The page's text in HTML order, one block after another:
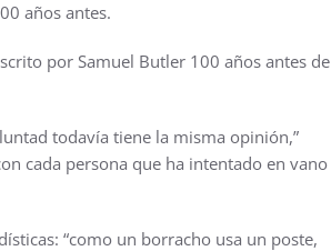
años antes.
por Samuel Butler 100 años antes de
todavía tiene la misma opinión,”
cada persona que ha intentado en vano
“como un borracho usa un poste,